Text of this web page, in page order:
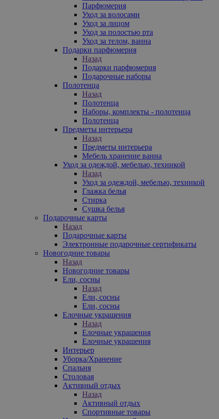
Парфюмерия
Уход за волосами
Уход за лицом
Уход за полостью рта
Уход за телом, ванна
Подарки парфюмерия
Назад
Подарки парфюмерия
Подарочные наборы
Полотенца
Назад
Полотенца
Наборы, комплекты - полотенца
Полотенца
Предметы интерьера
Назад
Предметы интерьера
Мебель хранение ванна
Уход за одеждой, мебелью, техникой
Назад
Уход за одеждой, мебелью, техникой
Глажка белья
Стирка
Сушка белья
Подарочные карты
Назад
Подарочные карты
Электронные подарочные сертификаты
Новогодние товары
Назад
Новогодние товары
Ели, сосны
Назад
Ели, сосны
Ели, сосны
Елочные украшения
Назад
Елочные украшения
Елочные украшения
Интерьер
Уборка/Хранение
Спальня
Столовая
Активный отдых
Назад
Активный отдых
Спортивные товары